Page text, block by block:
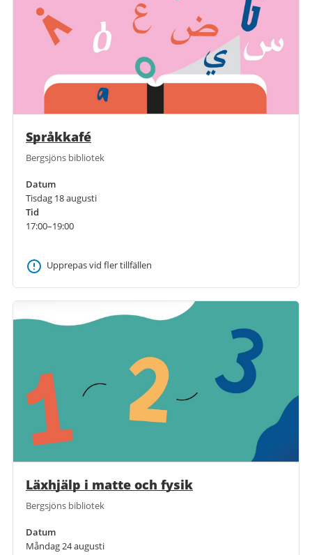
Språkkafé
Bergsjöns bibliotek
Datum
Tisdag 18 augusti
Tid
17:00–19:00
Upprepas vid fler tillfällen
Läxhjälp i matte och fysik
Bergsjöns bibliotek
Datum
Måndag 24 augusti